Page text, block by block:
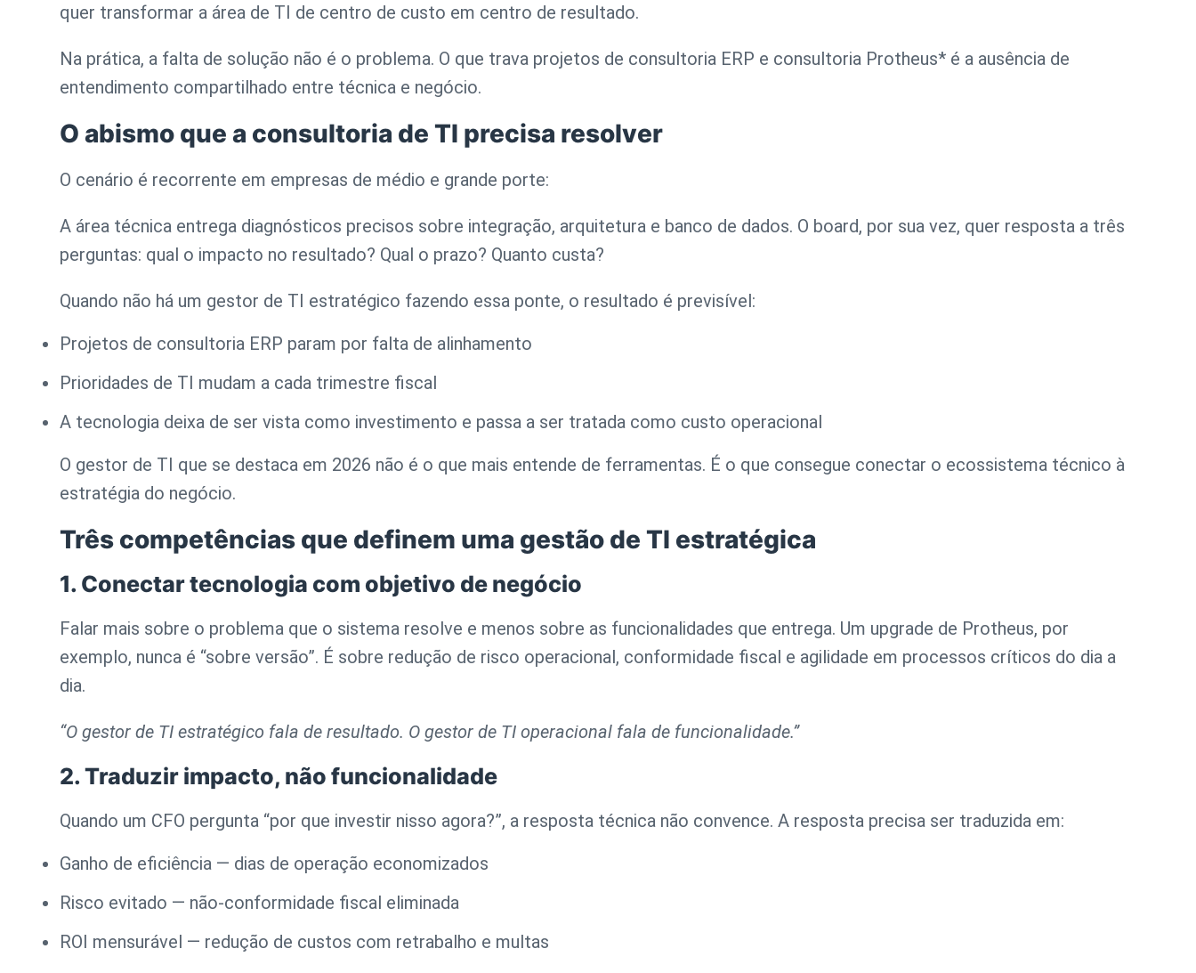
quer transformar a área de TI de centro de custo em centro de resultado.
Na prática, a falta de solução não é o problema. O que trava projetos de consultoria ERP e consultoria Protheus* é a ausência de
entendimento compartilhado entre técnica e negócio.
O abismo que a consultoria de TI precisa resolver
O cenário é recorrente em empresas de médio e grande porte:
A área técnica entrega diagnósticos precisos sobre integração, arquitetura e banco de dados. O board, por sua vez, quer resposta a três
perguntas: qual o impacto no resultado? Qual o prazo? Quanto custa?
Quando não há um gestor de TI estratégico fazendo essa ponte, o resultado é previsível:
Projetos de consultoria ERP param por falta de alinhamento
Prioridades de TI mudam a cada trimestre fiscal
A tecnologia deixa de ser vista como investimento e passa a ser tratada como custo operacional
O gestor de TI que se destaca em 2026 não é o que mais entende de ferramentas. É o que consegue conectar o ecossistema técnico à
estratégia do negócio.
Três competências que definem uma gestão de TI estratégica
1. Conectar tecnologia com objetivo de negócio
Falar mais sobre o problema que o sistema resolve e menos sobre as funcionalidades que entrega. Um upgrade de Protheus, por
exemplo, nunca é “sobre versão”. É sobre redução de risco operacional, conformidade fiscal e agilidade em processos críticos do dia a
dia.
“O gestor de TI estratégico fala de resultado. O gestor de TI operacional fala de funcionalidade.”
2. Traduzir impacto, não funcionalidade
Quando um CFO pergunta “por que investir nisso agora?”, a resposta técnica não convence. A resposta precisa ser traduzida em:
Ganho de eficiência — dias de operação economizados
Risco evitado — não-conformidade fiscal eliminada
ROI mensurável — redução de custos com retrabalho e multas